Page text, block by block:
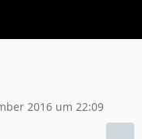
2016 um 22:09